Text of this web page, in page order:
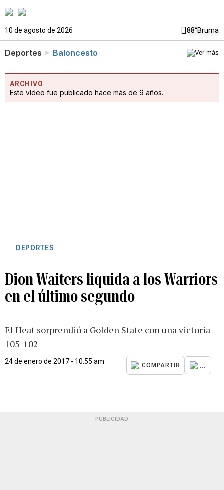
10 de agosto de 2026 88°Bruma
Deportes Baloncesto
ARCHIVO
Este vídeo fue publicado hace más de 9 años.
DEPORTES
Dion Waiters liquida a los Warriors
en el último segundo
El Heat sorprendió a Golden State con una victoria
105-102
24 de enero de 2017 - 10:55 am
COMPARTIR ...
PUBLICIDAD